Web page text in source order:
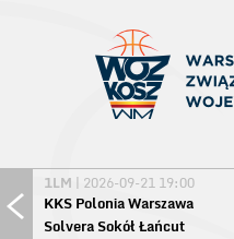
1LM | 2026-09-21 19:00
KKS Polonia Warszawa
Solvera Sokół Łańcut